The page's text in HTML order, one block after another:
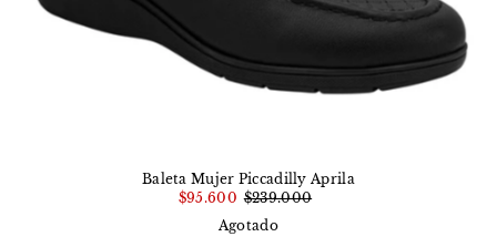
Baleta Mujer Piccadilly Aprila
$95.600 $239.000
Agotado